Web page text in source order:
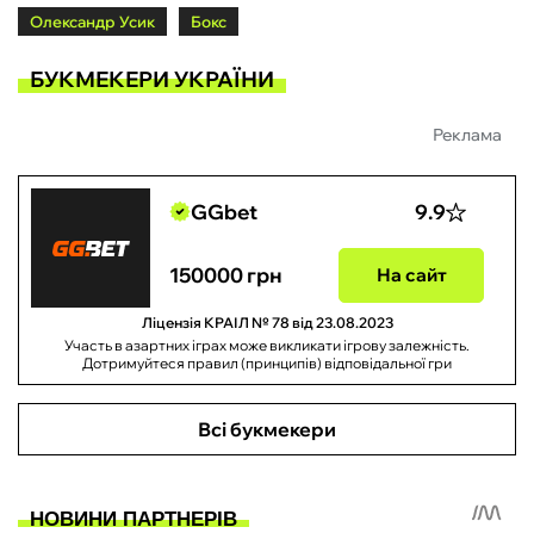
Олександр Усик Бокс
БУКМЕКЕРИ УКРАЇНИ
Реклама
GGbet 9.9
150000 грн На сайт
Ліцензія КРАІЛ № 78 від 23.08.2023
Участь в азартних іграх може викликати ігрову залежність.
Дотримуйтеся правил (принципів) відповідальної гри
Всі букмекери